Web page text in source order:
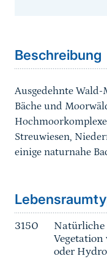
Beschreibung
Ausgedehnte
Bäche und
Streuwiesen,
einige naturnahe
3150
Natürliche
oder